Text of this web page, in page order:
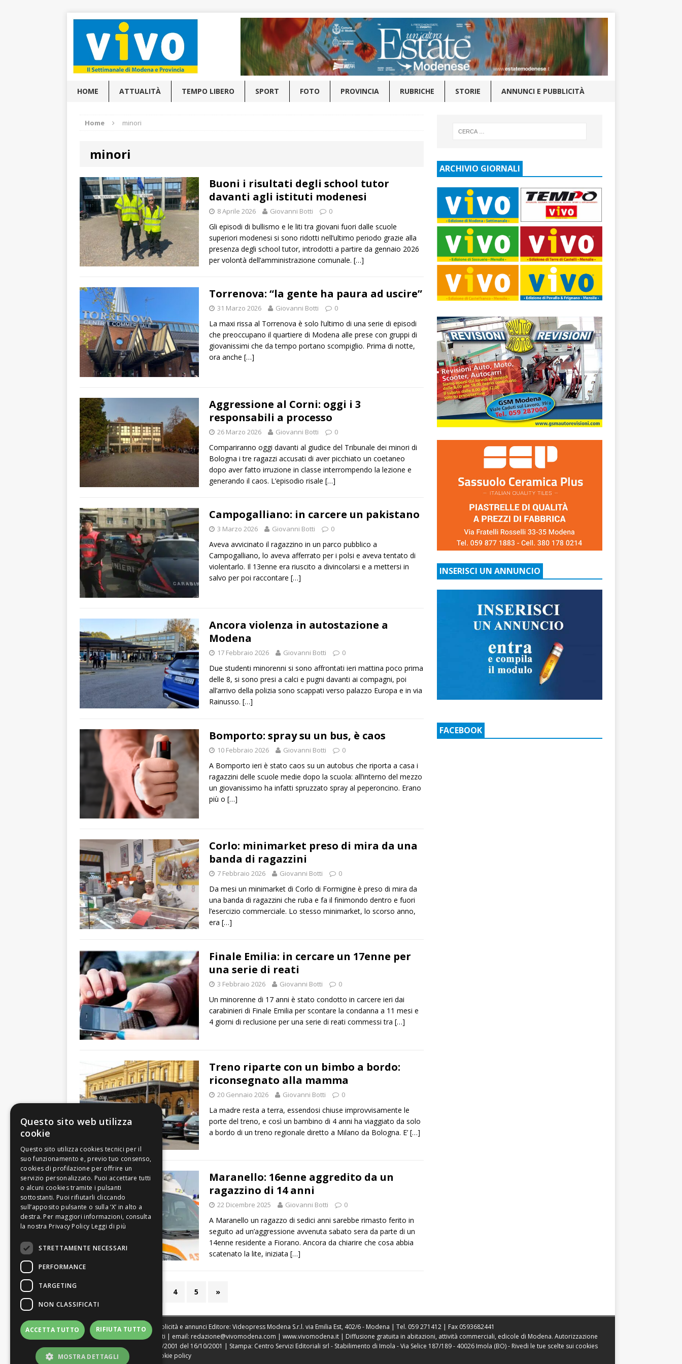
HOME ATTUALITÀ TEMPO LIBERO SPORT FOTO PROVINCIA RUBRICHE STORIE ANNUNCI E PUBBLICITÀ
Home minori
minori
Buoni i risultati degli school tutor
davanti agli istituti modenesi
8 Aprile 2026 Giovanni Botti 0
Gli episodi di bullismo e le liti tra giovani fuori dalle scuole
superiori modenesi si sono ridotti nell’ultimo periodo grazie alla
presenza degli school tutor, introdotti a partire da gennaio 2026
per volontà dell’amministrazione comunale. […]
Torrenova: “la gente ha paura ad uscire”
31 Marzo 2026 Giovanni Botti 0
La maxi rissa al Torrenova è solo l’ultimo di una serie di episodi
che preoccupano il quartiere di Modena alle prese con gruppi di
giovanissimi che da tempo portano scompiglio. Prima di notte,
ora anche […]
Aggressione al Corni: oggi i 3
responsabili a processo
26 Marzo 2026 Giovanni Botti 0
Compariranno oggi davanti al giudice del Tribunale dei minori di
Bologna i tre ragazzi accusati di aver picchiato un coetaneo
dopo aver fatto irruzione in classe interrompendo la lezione e
generando il caos. L’episodio risale […]
Campogalliano: in carcere un pakistano
3 Marzo 2026 Giovanni Botti 0
Aveva avvicinato il ragazzino in un parco pubblico a
Campogalliano, lo aveva afferrato per i polsi e aveva tentato di
violentarlo. Il 13enne era riuscito a divincolarsi e a mettersi in
salvo per poi raccontare […]
Ancora violenza in autostazione a
Modena
17 Febbraio 2026 Giovanni Botti 0
Due studenti minorenni si sono affrontati ieri mattina poco prima
delle 8, si sono presi a calci e pugni davanti ai compagni, poi
all’arrivo della polizia sono scappati verso palazzo Europa e in via
Rainusso. […]
Bomporto: spray su un bus, è caos
10 Febbraio 2026 Giovanni Botti 0
A Bomporto ieri è stato caos su un autobus che riporta a casa i
ragazzini delle scuole medie dopo la scuola: all’interno del mezzo
un giovanissimo ha infatti spruzzato spray al peperoncino. Erano
più o […]
Corlo: minimarket preso di mira da una
banda di ragazzini
7 Febbraio 2026 Giovanni Botti 0
Da mesi un minimarket di Corlo di Formigine è preso di mira da
una banda di ragazzini che ruba e fa il finimondo dentro e fuori
l’esercizio commerciale. Lo stesso minimarket, lo scorso anno,
era […]
Finale Emilia: in cercare un 17enne per
una serie di reati
3 Febbraio 2026 Giovanni Botti 0
Un minorenne di 17 anni è stato condotto in carcere ieri dai
carabinieri di Finale Emilia per scontare la condanna a 11 mesi e
4 giorni di reclusione per una serie di reati commessi tra […]
Treno riparte con un bimbo a bordo:
riconsegnato alla mamma
20 Gennaio 2026 Giovanni Botti 0
La madre resta a terra, essendosi chiuse improvvisamente le
porte del treno, e così un bambino di 4 anni ha viaggiato da solo
a bordo di un treno regionale diretto a Milano da Bologna. E’ […]
Maranello: 16enne aggredito da un
ragazzino di 14 anni
22 Dicembre 2025 Giovanni Botti 0
A Maranello un ragazzo di sedici anni sarebbe rimasto ferito in
seguito ad un’aggressione avvenuta sabato sera da parte di un
14enne residente a Fiorano. Ancora da chiarire che cosa abbia
scatenato la lite, iniziata […]
4 5 »
ARCHIVIO GIORNALI
INSERISCI UN ANNUNCIO
FACEBOOK
Sede legale, Redazione, pubblicità e annunci Editore: Videopress Modena S.r.l. via Emilia Est, 402/6 - Modena | Tel. 059 271412 | Fax 0593682441
Direttore Resp. Giovanni Botti | email: redazione@vivomodena.com | www.vivomodena.it | Diffusione gratuita in abitazioni, attività commerciali, edicole di Modena. Autorizzazione
Tribunale di Modena n. 1604/2001 del 16/10/2001 | Stampa: Centro Servizi Editoriali srl - Stabilimento di Imola - Via Selice 187/189 - 40026 Imola (BO) - Rivedi le tue scelte sui cookies
|Web Agency Modena Cookie policy
Questo sito web utilizza
cookie
Leggi di più
STRETTAMENTE NECESSARI
PERFORMANCE
TARGETING
NON CLASSIFICATI
ACCETTA TUTTO RIFIUTA TUTTO
MOSTRA DETTAGLI